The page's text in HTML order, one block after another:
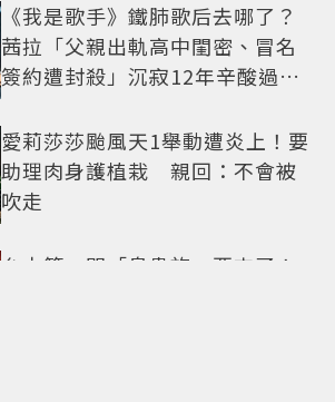
《我是歌手》鐵肺歌后去哪了？
茜拉「父親出軌高中閨密、冒名
簽約遭封殺」沉寂12年辛酸過往
愛莉莎莎颱風天1舉動遭炎上！要
助理肉身護植栽 親回：不會被
吹走
台中第一間「鳥貴族」要來了！